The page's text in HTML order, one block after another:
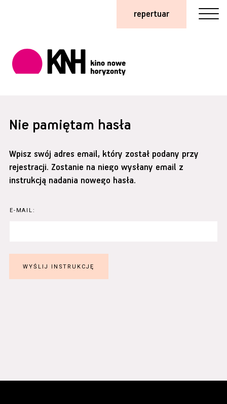
repertuar
Nie pamiętam hasła
Wpisz swój adres email, który został podany przy
rejestracji. Zostanie na niego wysłany email z
instrukcją nadania nowego hasła.
E-MAIL: